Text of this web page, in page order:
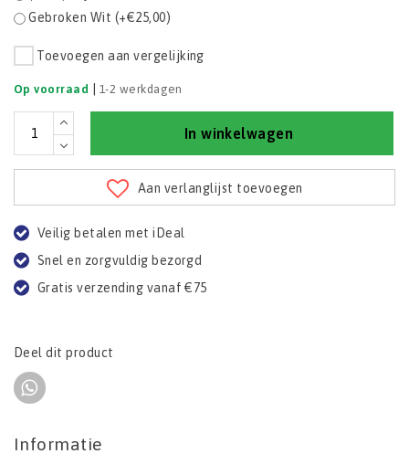
Gebroken Wit (+€25,00)
Toevoegen aan vergelijking
Op voorraad 1-2 werkdagen
In winkelwagen
Aan verlanglijst toevoegen
Veilig betalen met iDeal
Snel en zorgvuldig bezorgd
Gratis verzending vanaf €75
Deel dit product
Informatie